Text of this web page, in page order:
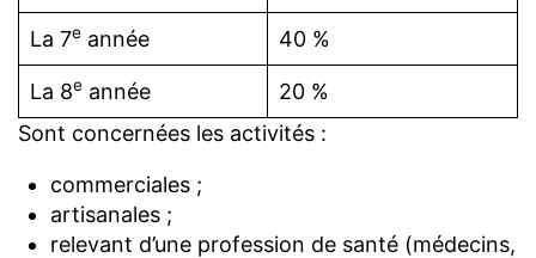
La 7e année 40 %
La 8e année
20 %
Sont concernées les activités :
commerciales ;
artisanales ;
relevant d’une profession de santé (médecins,